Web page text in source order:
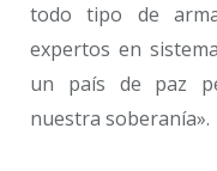
todo tipo de
expertos en
un país de paz
nuestra soberanía».